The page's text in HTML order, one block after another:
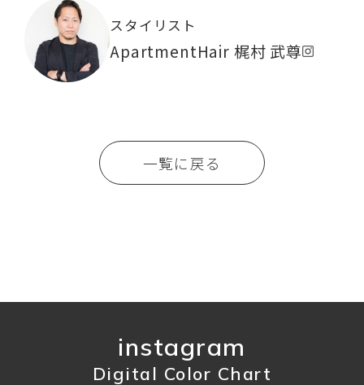
スタイリスト
ApartmentHair 梶村 武尊
一覧に戻る
instagram
Digital Color Chart